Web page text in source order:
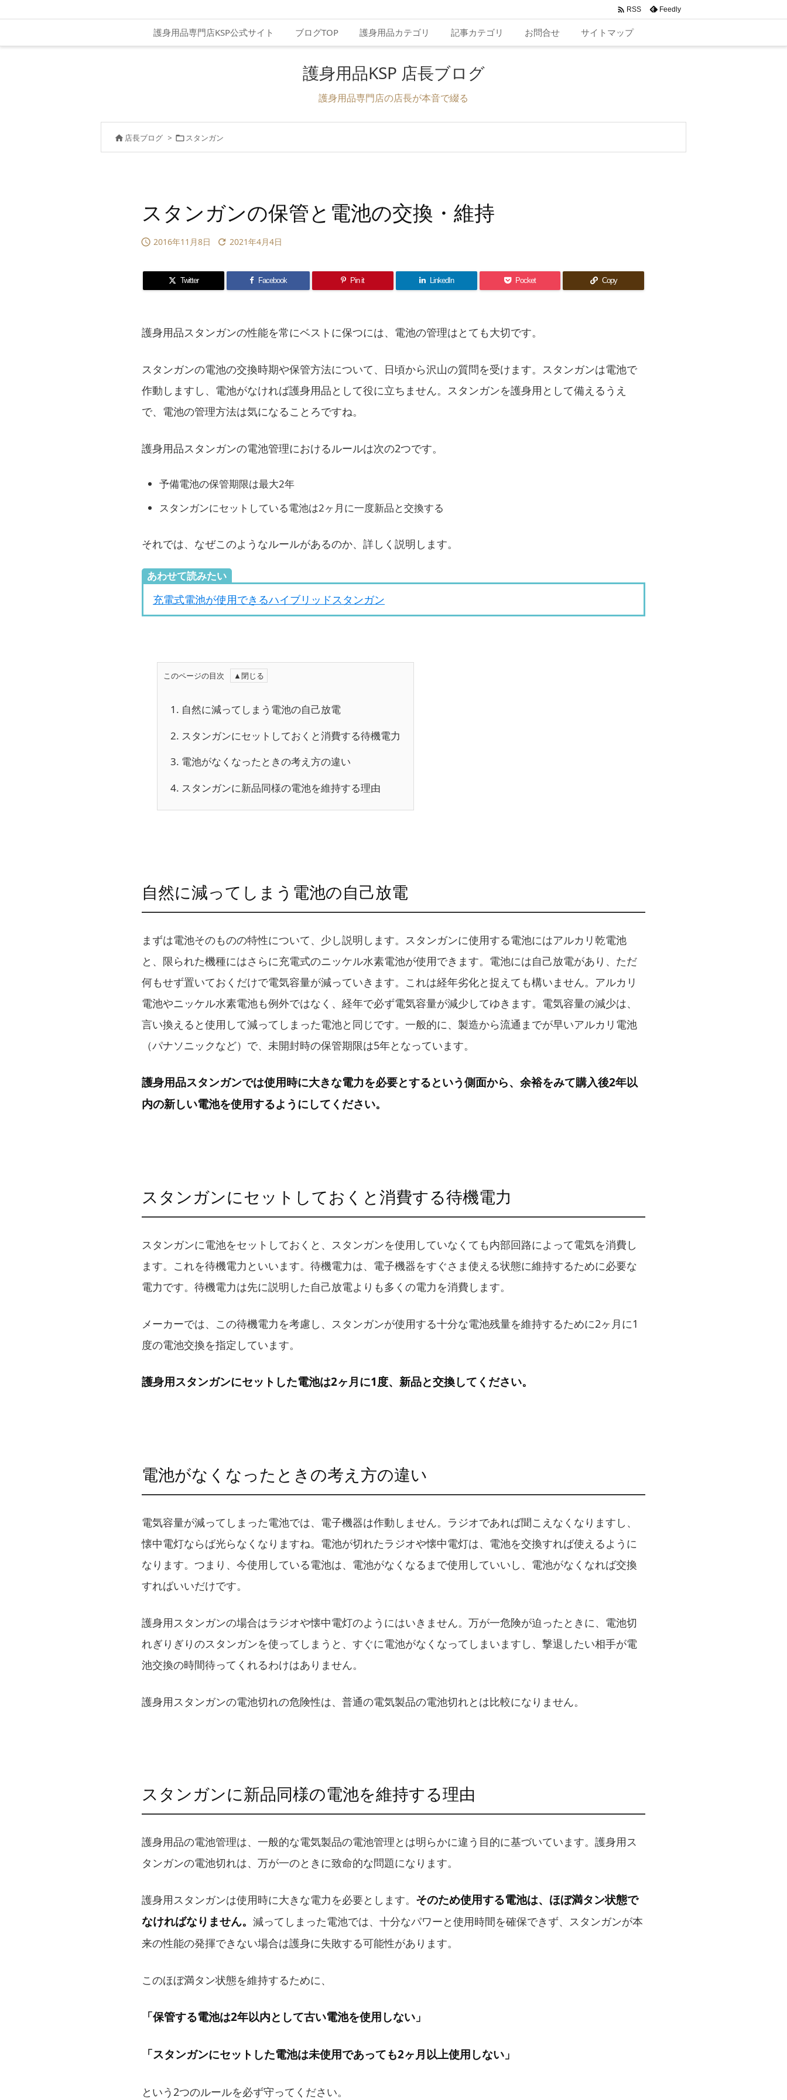
護身用品専門店KSP公式サイト ブログTOP 護身用品カテゴリ 記事カテゴリ お問合せ サイトマップ
 RSS Feedly
護身用品KSP 店長ブログ
護身用品専門店の店長が本音で綴る
 店長ブログ > スタンガン
スタンガンの保管と電池の交換・維持
 2016年11月8日  2021年4月4日
Twitter Facebook Pin it LinkedIn Pocket Copy
護身用品スタンガンの性能を常にベストに保つには、電池の管理はとても大切です。
スタンガンの電池の交換時期や保管方法について、日頃から沢山の質問を受けます。スタンガンは電池で
作動しますし、電池がなければ護身用品として役に立ちません。スタンガンを護身用として備えるうえ
で、電池の管理方法は気になることろですね。
護身用品スタンガンの電池管理におけるルールは次の2つです。
予備電池の保管期限は最大2年
スタンガンにセットしている電池は2ヶ月に一度新品と交換する
それでは、なぜこのようなルールがあるのか、詳しく説明します。
あわせて読みたい
充電式電池が使用できるハイブリッドスタンガン
このページの目次
1. 自然に減ってしまう電池の自己放電
2. スタンガンにセットしておくと消費する待機電力
3. 電池がなくなったときの考え方の違い
4. スタンガンに新品同様の電池を維持する理由
自然に減ってしまう電池の自己放電
まずは電池そのものの特性について、少し説明します。スタンガンに使用する電池にはアルカリ乾電池
と、限られた機種にはさらに充電式のニッケル水素電池が使用できます。電池には自己放電があり、ただ
何もせず置いておくだけで電気容量が減っていきます。これは経年劣化と捉えても構いません。アルカリ
電池やニッケル水素電池も例外ではなく、経年で必ず電気容量が減少してゆきます。電気容量の減少は、
言い換えると使用して減ってしまった電池と同じです。一般的に、製造から流通までが早いアルカリ電池
（パナソニックなど）で、未開封時の保管期限は5年となっています。
護身用品スタンガンでは使用時に大きな電力を必要とするという側面から、余裕をみて購入後2年以
内の新しい電池を使用するようにしてください。
スタンガンにセットしておくと消費する待機電力
スタンガンに電池をセットしておくと、スタンガンを使用していなくても内部回路によって電気を消費し
ます。これを待機電力といいます。待機電力は、電子機器をすぐさま使える状態に維持するために必要な
電力です。待機電力は先に説明した自己放電よりも多くの電力を消費します。
メーカーでは、この待機電力を考慮し、スタンガンが使用する十分な電池残量を維持するために2ヶ月に1
度の電池交換を指定しています。
護身用スタンガンにセットした電池は2ヶ月に1度、新品と交換してください。
電池がなくなったときの考え方の違い
電気容量が減ってしまった電池では、電子機器は作動しません。ラジオであれば聞こえなくなりますし、
懐中電灯ならば光らなくなりますね。電池が切れたラジオや懐中電灯は、電池を交換すれば使えるように
なります。つまり、今使用している電池は、電池がなくなるまで使用していいし、電池がなくなれば交換
すればいいだけです。
護身用スタンガンの場合はラジオや懐中電灯のようにはいきません。万が一危険が迫ったときに、電池切
れぎりぎりのスタンガンを使ってしまうと、すぐに電池がなくなってしまいますし、撃退したい相手が電
池交換の時間待ってくれるわけはありません。
護身用スタンガンの電池切れの危険性は、普通の電気製品の電池切れとは比較になりません。
スタンガンに新品同様の電池を維持する理由
護身用品の電池管理は、一般的な電気製品の電池管理とは明らかに違う目的に基づいています。護身用ス
タンガンの電池切れは、万が一のときに致命的な問題になります。
護身用スタンガンは使用時に大きな電力を必要とします。 そのため使用する電池は、ほぼ満タン状態で
なければなりません。 減ってしまった電池では、十分なパワーと使用時間を確保できず、スタンガンが本
来の性能の発揮できない場合は護身に失敗する可能性があります。
このほぼ満タン状態を維持するために、
「保管する電池は2年以内として古い電池を使用しない」
「スタンガンにセットした電池は未使用であっても2ヶ月以上使用しない」
という2つのルールを必ず守ってください。